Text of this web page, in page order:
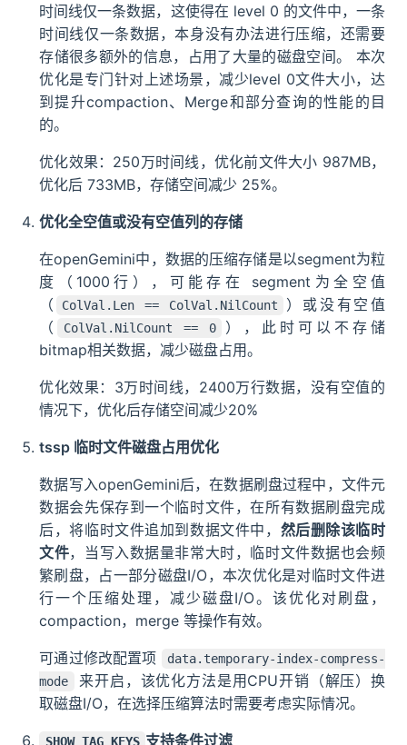
时间线仅一条数据，这使得在 level 0 的文件中，一条
时间线仅一条数据，本身没有办法进行压缩，还需要
存储很多额外的信息，占用了大量的磁盘空间。 本次
优化是专门针对上述场景，减少level 0文件大小，达
到提升compaction、Merge和部分查询的性能的目
的。
优化效果：250万时间线，优化前文件大小 987MB，
优化后 733MB，存储空间减少 25%。
优化全空值或没有空值列的存储
在openGemini中，数据的压缩存储是以segment为粒
度（1000行），可能存在 segment为全空值
（
ColVal.Len == ColVal.NilCount
）或没有空值
（
ColVal.NilCount == 0
），此时可以不存储
bitmap相关数据，减少磁盘占用。
优化效果：3万时间线，2400万行数据，没有空值的
情况下，优化后存储空间减少20%
tssp 临时文件磁盘占用优化
数据写入openGemini后，在数据刷盘过程中，文件元
数据会先保存到一个临时文件，在所有数据刷盘完成
后，将临时文件追加到数据文件中， 然后删除该临时
文件，当写入数据量非常大时，临时文件数据也会频
繁刷盘，占一部分磁盘I/O，本次优化是对临时文件进
行一个压缩处理，减少磁盘I/O。该优化对刷盘，
compaction，merge 等操作有效。
可通过修改配置项
data.temporary-index-compress-
mode
来开启，该优化方法是用CPU开销（解压）换
取磁盘I/O，在选择压缩算法时需要考虑实际情况。
SHOW TAG KEYS 支持条件过滤